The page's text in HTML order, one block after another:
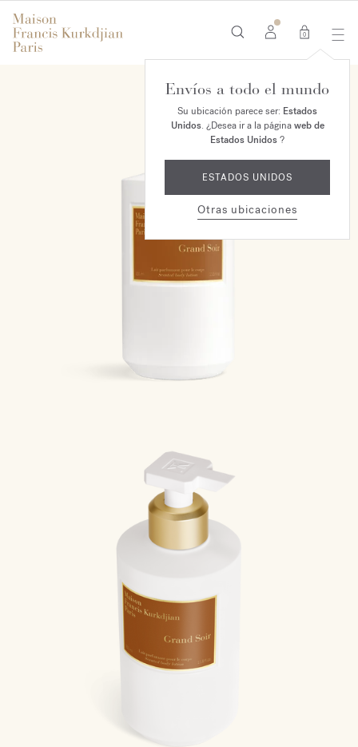
0
Envíos a todo el mundo
Su ubicación parece ser: Estados
Unidos. ¿Desea ir a la páginaweb de
Estados Unidos?
ESTADOS UNIDOS
Otras ubicaciones